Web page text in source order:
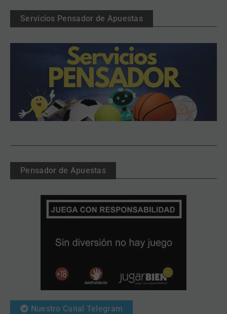
Servicios Pensador de Apuestas
Pensador de Apuestas
Nuestro Canal Telegram